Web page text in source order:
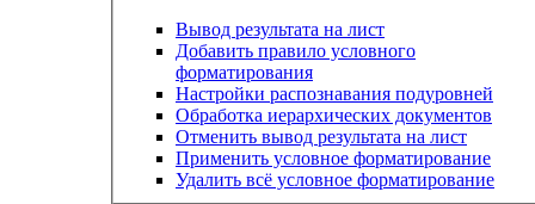
Вывод результата на лист
Добавить правило условного
форматирования
Настройки распознавания подуровней
Обработка иерархических документов
Отменить вывод результата на лист
Применить условное форматирование
Удалить всё условное форматирование